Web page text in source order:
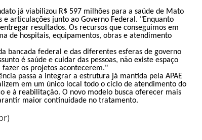
já viabilizou R$ 597 milhões para a saúde de Mato
articulações junto ao Governo Federal. "Enquanto
resultados. Os recursos que conseguimos em
de hospitais, equipamentos, obras e atendimento
bancada federal e das diferentes esferas de governo
é saúde e cuidar das pessoas, não existe espaço
os projetos acontecerem."
passa a integrar a estrutura já mantida pela APAE
em um único local todo o ciclo de atendimento do
e à reabilitação. O novo modelo busca oferecer mais
maior continuidade no tratamento.